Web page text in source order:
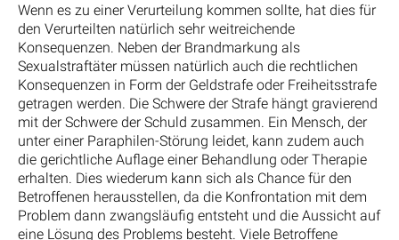
Wenn es zu einer Verurteilung kommen sollte, hat dies für
den Verurteilten natürlich sehr weitreichende
Konsequenzen. Neben der Brandmarkung als
Sexualstraftäter müssen natürlich auch die rechtlichen
Konsequenzen in Form der Geldstrafe oder Freiheitsstrafe
getragen werden. Die Schwere der Strafe hängt gravierend
mit der Schwere der Schuld zusammen. Ein Mensch, der
unter einer Paraphilen-Störung leidet, kann zudem auch
die gerichtliche Auflage einer Behandlung oder Therapie
erhalten. Dies wiederum kann sich als Chance für den
Betroffenen herausstellen, da die Konfrontation mit dem
Problem dann zwangsläufig entsteht und die Aussicht auf
eine Lösung des Problems besteht. Viele Betroffene